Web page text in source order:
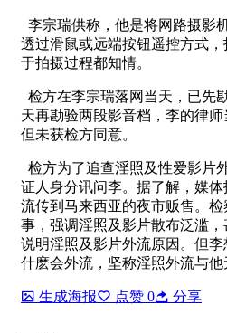
李宗瑞供称，他是将网路摄影
透过滑鼠或远端按钮遥控方式
于拍摄过程都知情。
检方在李宗瑞落网当天，已先
天再勘验两段影音档，李的律师
但未获检方同意。
检方为了追查淫照及性爱影片
证人身分讯问李。据了解，媒
流传到马来西亚的夜市贩售。
事，强调淫照及影片散布泛滥
说明淫照及影片外流原因。但
什麽会外流，坚称淫照外流与他
生成海报 点赞 0 分享